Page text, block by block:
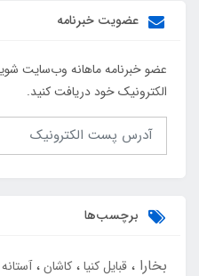
عضویت خبرنامه
عضو خبرنامه ماهانه وب‌سایت
الکترونیک خود دریافت کنید.
برچسب‌ها
بخارا قبایل کنیا کاشان آستانه